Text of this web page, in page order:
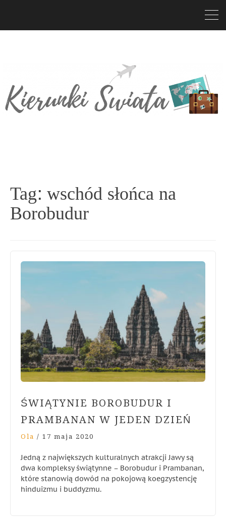
Tag:wschód słońca na
Borobudur
ŚWIĄTYNIE BOROBUDUR I
PRAMBANAN W JEDEN DZIEŃ
Ola / 17 maja 2020
Jedną z największych kulturalnych atrakcji Jawy są
dwa kompleksy świątynne – Borobudur i Prambanan,
które stanowią dowód na pokojową koegzystencję
hinduizmu i buddyzmu.